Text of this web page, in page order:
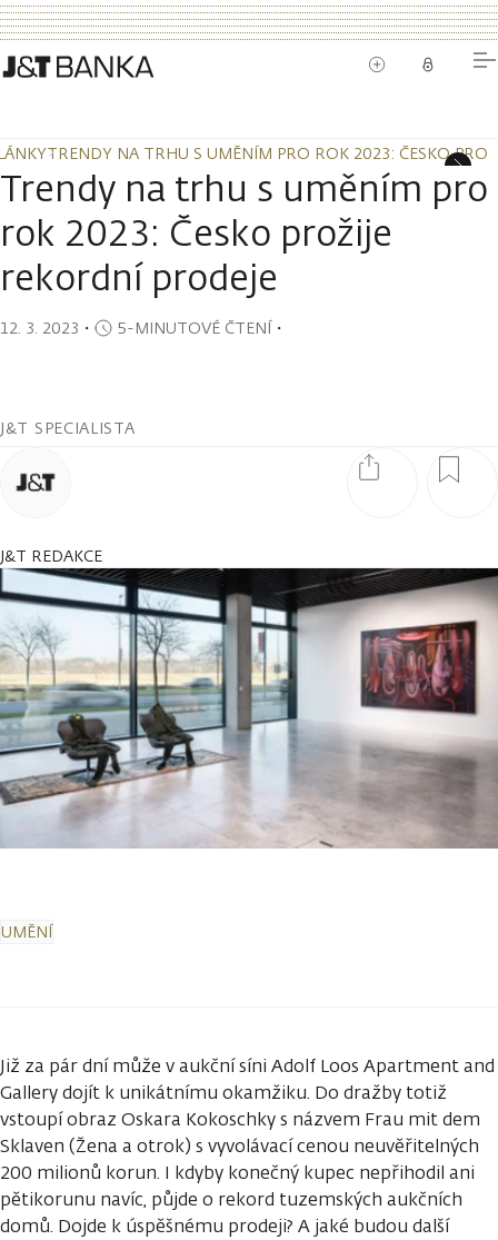
TRENDY NA TRHU S UMĚNÍM PRO ROK 2023: ČESKO
TRENDY NA TRHU S UMĚNÍM PRO ROK 2023: ČESKO
Trendy na trhu s uměním pro
rok 2023: Česko prožije
rekordní prodeje
12. 3. 2023 ・ 5-MINUTOVÉ ČTENÍ・
J&T SPECIALISTA
J&T REDAKCE
UMĚNÍ
Již za pár dní může v aukční síni Adolf Loos Apartment and
Gallery dojít k unikátnímu okamžiku. Do dražby totiž
vstoupí obraz Oskara Kokoschky s názvem Frau mit dem
Sklaven (Žena a otrok) s vyvolávací cenou neuvěřitelných
200 milionů korun. I kdyby konečný kupec nepřihodil ani
pětikorunu navíc, půjde o rekord tuzemských aukčních
domů. Dojde k úspěšnému prodeji? A jaké budou další